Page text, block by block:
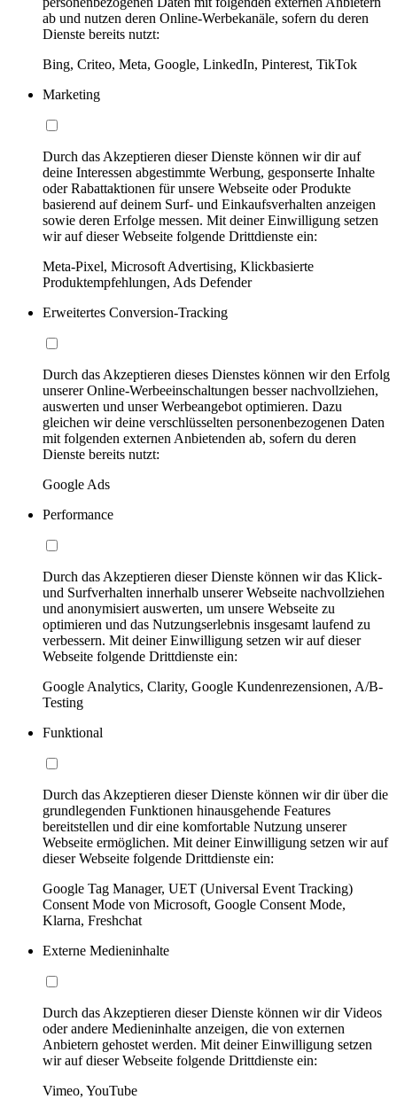
ab und nutzen deren Online-Werbekanäle, sofern du deren
Dienste bereits nutzt:
Bing, Criteo, Meta, Google, LinkedIn, Pinterest, TikTok
Marketing
Durch das Akzeptieren dieser Dienste können wir dir auf
deine Interessen abgestimmte Werbung, gesponserte Inhalte
oder Rabattaktionen für unsere Webseite oder Produkte
basierend auf deinem Surf- und Einkaufsverhalten anzeigen
sowie deren Erfolge messen. Mit deiner Einwilligung setzen
wir auf dieser Webseite folgende Drittdienste ein:
Meta-Pixel, Microsoft Advertising, Klickbasierte
Produktempfehlungen, Ads Defender
Erweitertes Conversion-Tracking
Durch das Akzeptieren dieses Dienstes können wir den Erfolg
unserer Online-Werbeeinschaltungen besser nachvollziehen,
auswerten und unser Werbeangebot optimieren. Dazu
gleichen wir deine verschlüsselten personenbezogenen Daten
mit folgenden externen Anbietenden ab, sofern du deren
Dienste bereits nutzt:
Google Ads
Performance
Durch das Akzeptieren dieser Dienste können wir das Klick-
und Surfverhalten innerhalb unserer Webseite nachvollziehen
und anonymisiert auswerten, um unsere Webseite zu
optimieren und das Nutzungserlebnis insgesamt laufend zu
verbessern. Mit deiner Einwilligung setzen wir auf dieser
Webseite folgende Drittdienste ein:
Google Analytics, Clarity, Google Kundenrezensionen, A/B-
Testing
Funktional
Durch das Akzeptieren dieser Dienste können wir dir über die
grundlegenden Funktionen hinausgehende Features
bereitstellen und dir eine komfortable Nutzung unserer
Webseite ermöglichen. Mit deiner Einwilligung setzen wir auf
dieser Webseite folgende Drittdienste ein:
Google Tag Manager, UET (Universal Event Tracking)
Consent Mode von Microsoft, Google Consent Mode,
Klarna, Freshchat
Externe Medieninhalte
Durch das Akzeptieren dieser Dienste können wir dir Videos
oder andere Medieninhalte anzeigen, die von externen
Anbietern gehostet werden. Mit deiner Einwilligung setzen
wir auf dieser Webseite folgende Drittdienste ein:
Vimeo, YouTube